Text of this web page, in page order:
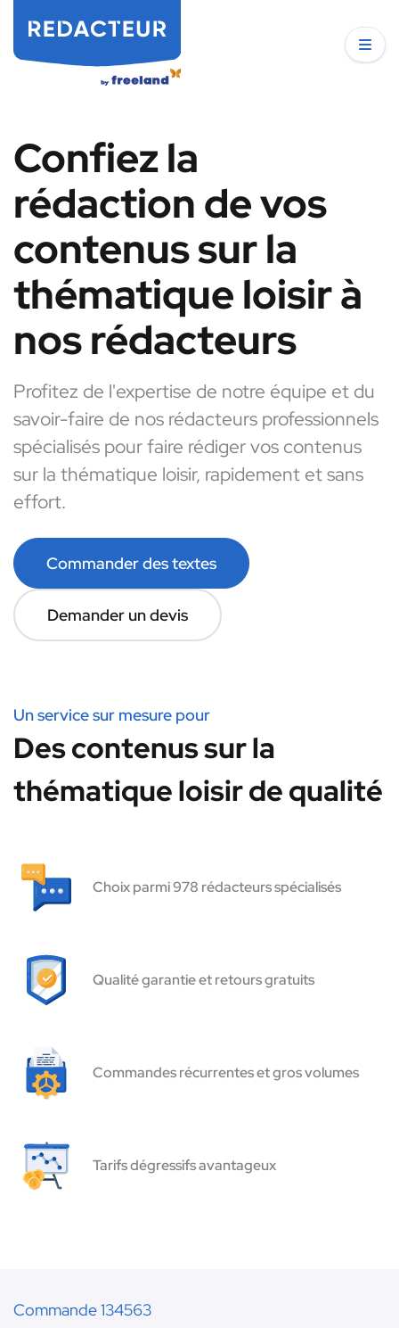
Confiez la
rédaction de vos
contenus sur la
thématique loisir à
nos rédacteurs
Profitez de l'expertise de notre équipe et du
savoir-faire de nos rédacteurs professionnels
spécialisés pour faire rédiger vos contenus
sur la thématique loisir, rapidement et sans
effort.
Commander des textes
Demander un devis
Un service sur mesure pour
Des contenus sur la
thématique loisir de qualité
Choix parmi 978 rédacteurs spécialisés
Qualité garantie et retours gratuits
Commandes récurrentes et gros volumes
Tarifs dégressifs avantageux
Commande 134563